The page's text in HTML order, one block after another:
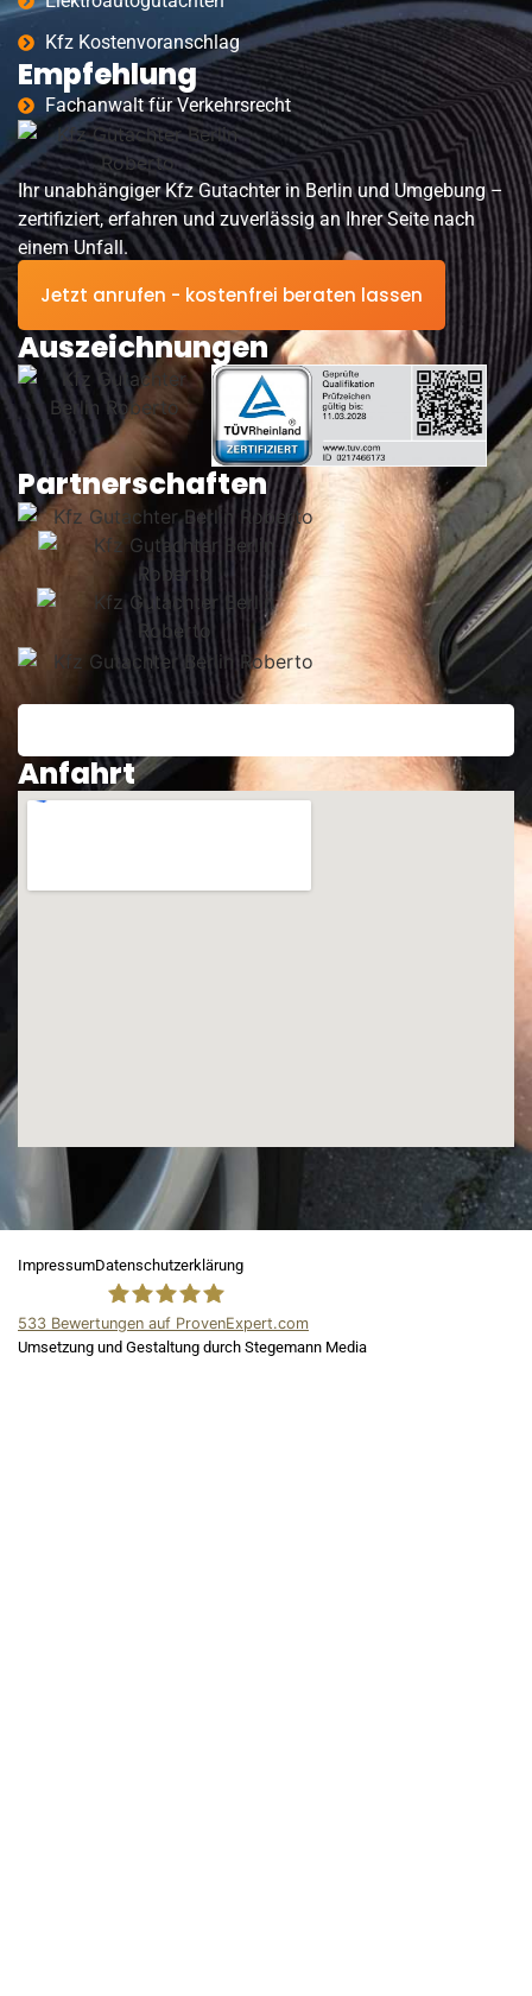
Kfz Kostenvoranschlag
Empfehlung
Fachanwalt für Verkehrsrecht
Ihr unabhängiger Kfz Gutachter in Berlin und Umgebung –
zertifiziert, erfahren und zuverlässig an Ihrer Seite nach
einem Unfall.
Jetzt anrufen - kostenfrei beraten lassen
Auszeichnungen
Partnerschaften
Anfahrt
ImpressumDatenschutzerklärung
533 Bewertungen auf ProvenExpert.com
Umsetzung und Gestaltung durch Stegemann Media